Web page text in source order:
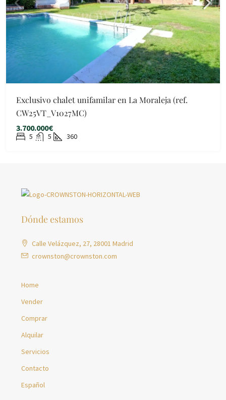
Exclusivo chalet unifamilar en La Moraleja (ref.
CW25VT_V1027MC)
3.700.000€
5 5 360
Dónde estamos
Calle Velázquez, 27, 28001 Madrid
crownston@crownston.com
Home
Vender
Comprar
Alquilar
Servicios
Contacto
Español